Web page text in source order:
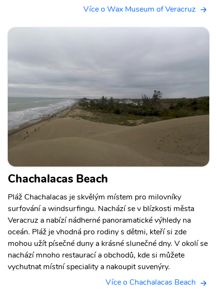
Více o Wax Museum of Veracruz
Chachalacas Beach
Pláž Chachalacas je skvělým místem pro milovníky
surfování a windsurfingu. Nachází se v blízkosti města
Veracruz a nabízí nádherné panoramatické výhledy na
oceán. Pláž je vhodná pro rodiny s dětmi, kteří si zde
mohou užít písečné duny a krásné slunečné dny. V okolí se
nachází mnoho restaurací a obchodů, kde si můžete
vychutnat místní speciality a nakoupit suvenýry.
Více o Chachalacas Beach